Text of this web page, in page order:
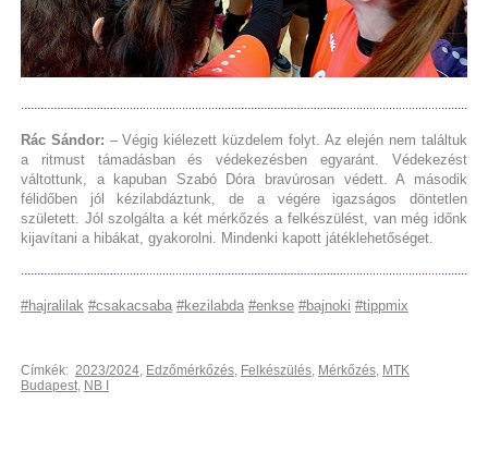
Rác Sándor: – Végig kiélezett küzdelem folyt. Az elején nem találtuk
a ritmust támadásban és védekezésben egyaránt. Védekezést
váltottunk, a kapuban Szabó Dóra bravúrosan védett. A második
félidőben jól kézilabdáztunk, de a végére igazságos döntetlen
született. Jól szolgálta a két mérkőzés a felkészülést, van még időnk
kijavítani a hibákat, gyakorolni. Mindenki kapott játéklehetőséget.
#hajralilak #csakacsaba #kezilabda #enkse #bajnoki #tippmix
Címkék: 2023/2024, Edzőmérkőzés, Felkészülés, Mérkőzés, MTK
Budapest, NB I